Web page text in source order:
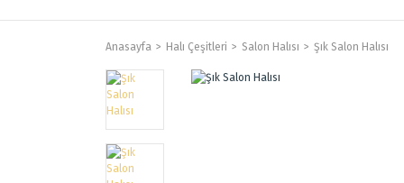
Anasayfa Halı Çeşitleri Salon Halısı Şık Salon Halısı